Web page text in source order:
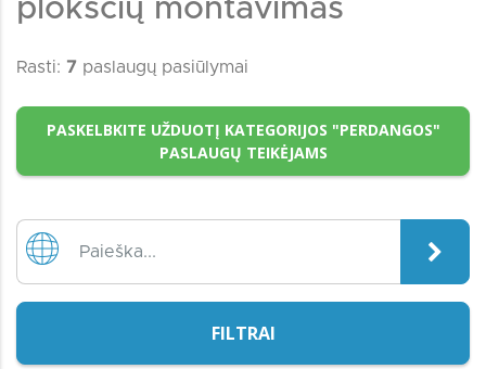
plokščių montavimas
Rasti: 7 paslaugų pasiūlymai
PASKELBKITE UŽDUOTĮ KATEGORIJOS "PERDANGOS"
PASLAUGŲ TEIKĖJAMS
FILTRAI